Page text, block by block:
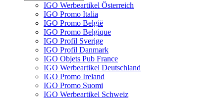
IGO Werbeartikel Österreich
IGO Promo Italia
IGO Promo België
IGO Promo Belgique
IGO Profil Sverige
IGO Profil Danmark
IGO Objets Pub France
IGO Werbeartikel Deutschland
IGO Promo Ireland
IGO Promo Suomi
IGO Werbeartikel Schweiz